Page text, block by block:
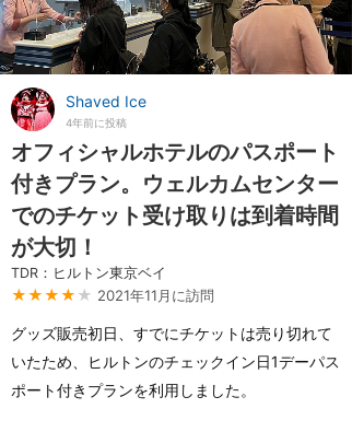
Shaved Ice
4年前に投稿
オフィシャルホテルのパスポート
付きプラン。ウェルカムセンター
でのチケット受け取りは到着時間
が大切！
TDR：ヒルトン東京ベイ
★★★★ ★ 2021年11月に訪問
グッズ販売初日、すでにチケットは売り切れて
いたため、ヒルトンのチェックイン日1デーパス
ポート付きプランを利用しました。